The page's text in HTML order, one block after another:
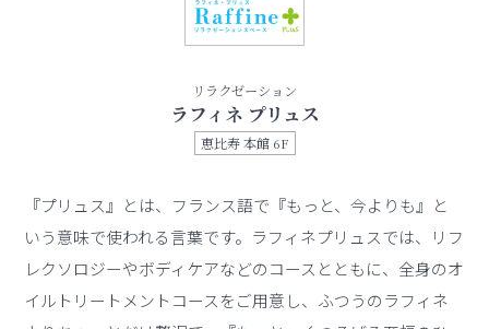
リラクゼーション
ラフィネ プリュス
恵比寿 本館 6F
『プリュス』とは、フランス語で『もっと、今よりも』と
いう意味で使われる言葉です。ラフィネプリュスでは、リフ
レクソロジーやボディケアなどのコースとともに、全身のオ
イルトリートメントコースをご用意し、ふつうのラフィネ